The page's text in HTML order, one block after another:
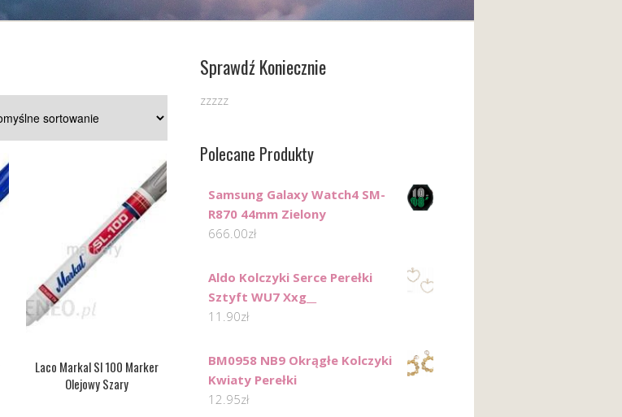
Laco Markal Sl 100 Marker
Olejowy Szary
Sprawdź Koniecznie
zzzzz
Polecane Produkty
Samsung Galaxy Watch4 SM-
R870 44mm Zielony
666.00zł
Aldo Kolczyki Serce Perełki
Sztyft WU7 Xxg__
11.90zł
BM0958 NB9 Okrągłe Kolczyki
Kwiaty Perełki
12.95zł